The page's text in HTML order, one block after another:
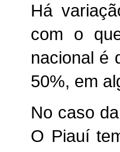
Há
com o
nacional é
50%, em
No caso
O Piauí